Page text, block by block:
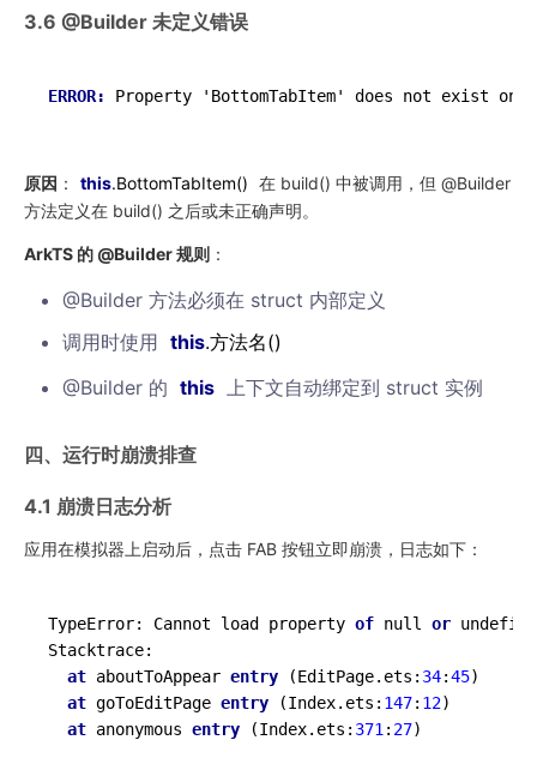
3.6 @Builder 未定义错误
ERROR:
原因 ： this.BottomTabItem() 在 build() 中被调用，但 @Builder
方法定义在 build() 之后或未正确声明。
ArkTS 的 @Builder 规则 ：
@Builder 方法必须在 struct 内部定义
调用时使用 this.方法名()
@Builder 的 this 上下文自动绑定到 struct 实例
四、运行时崩溃排查
4.1 崩溃日志分析
应用在模拟器上启动后，点击 FAB 按钮立即崩溃，日志如下：
TypeError: Cannot load property of null or
Stacktrace:
at aboutToAppear entry (EditPage.ets: 34:45)
at goToEditPage entry (Index.ets: 147: 12)
at anonymous entry (Index.ets: 371 : 27